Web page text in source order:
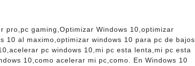
pro,pc gaming,Optimizar Windows 10,optimizar
10 al maximo,optimizar windows 10 para pc de bajos
pc windows 10,mi pc esta lenta,mi pc esta
10,como acelerar mi pc,como. En Windows 10